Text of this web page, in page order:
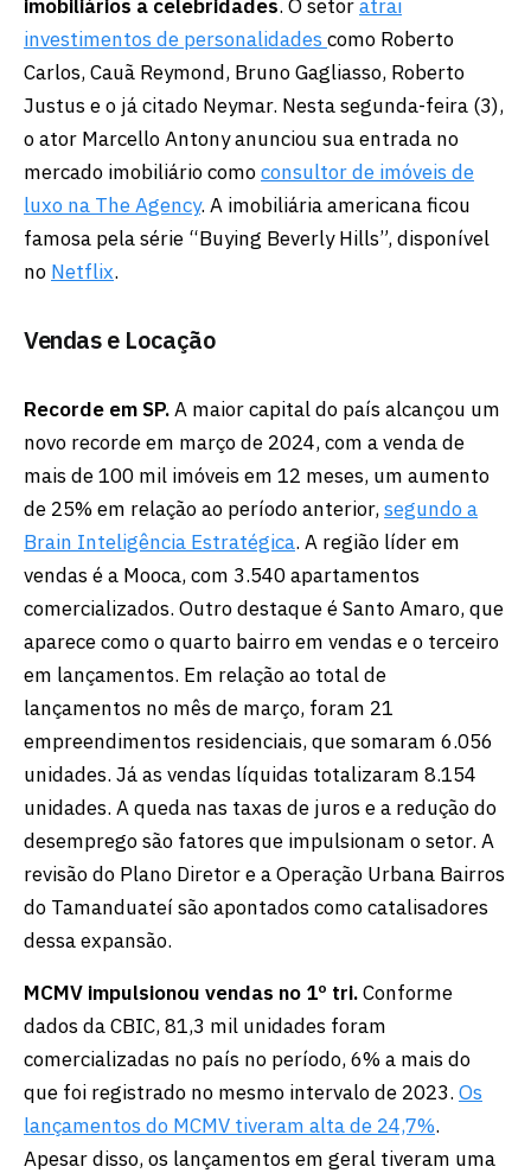
imobiliários a celebridades. O setoratrai
investimentos de personalidades como Roberto
Carlos, Cauã Reymond, Bruno Gagliasso, Roberto
Justus e o já citado Neymar. Nesta segunda-feira (3),
o ator Marcello Antony anunciou sua entrada no
mercado imobiliário comoconsultor de imóveis de
luxo na The Agency. A imobiliária americana ficou
famosa pela série “Buying Beverly Hills”, disponível
no Netflix.
Vendas e Locação
Recorde em SP.A maior capital do país alcançou um
novo recorde em março de 2024, com a venda de
mais de 100 mil imóveis em 12 meses, um aumento
de 25% em relação ao período anterior,segundo a
Brain Inteligência Estratégica. A região líder em
vendas é a Mooca, com 3.540 apartamentos
comercializados. Outro destaque é Santo Amaro, que
aparece como o quarto bairro em vendas e o terceiro
em lançamentos. Em relação ao total de
lançamentos no mês de março, foram 21
empreendimentos residenciais, que somaram 6.056
unidades. Já as vendas líquidas totalizaram 8.154
unidades. A queda nas taxas de juros e a redução do
desemprego são fatores que impulsionam o setor. A
revisão do Plano Diretor e a Operação Urbana Bairros
do Tamanduateí são apontados como catalisadores
dessa expansão.
MCMV impulsionou vendas no 1º tri.Conforme
dados da CBIC, 81,3 mil unidades foram
comercializadas no país no período, 6% a mais do
que foi registrado no mesmo intervalo de 2023. Os
lançamentos do MCMV tiveram alta de 24,7%.
Apesar disso, os lançamentos em geral tiveram uma